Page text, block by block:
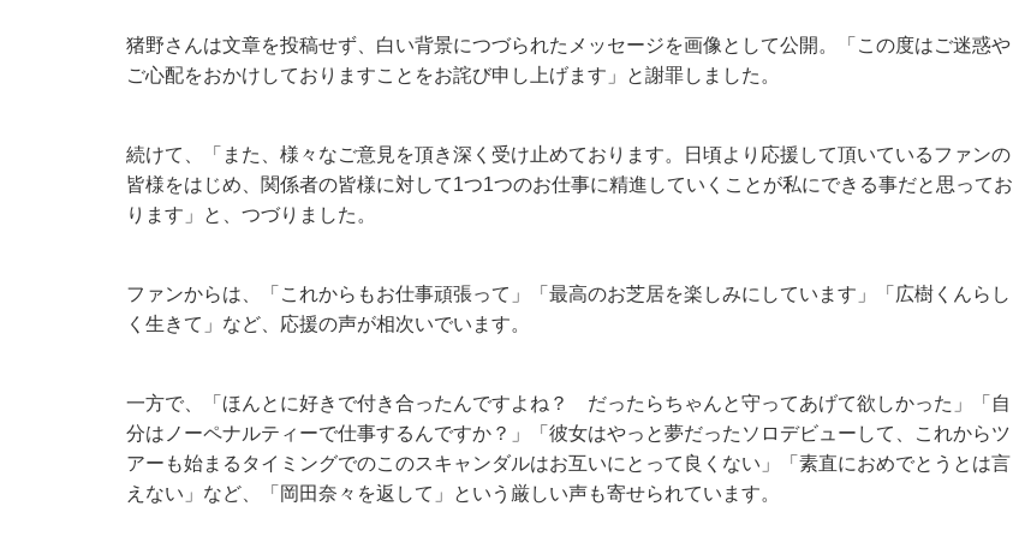
猪野さんは文章を投稿せず、白い背景につづられたメッセージを画像として公開。「この度はご迷惑や
ご心配をおかけしておりますことをお詫び申し上げます」と謝罪しました。
続けて、「また、様々なご意見を頂き深く受け止めております。日頃より応援して頂いているファンの
皆様をはじめ、関係者の皆様に対して1つ1つのお仕事に精進していくことが私にできる事だと思ってお
ります」と、つづりました。
ファンからは、「これからもお仕事頑張って」「最高のお芝居を楽しみにしています」「広樹くんらし
く生きて」など、応援の声が相次いでいます。
一方で、「ほんとに好きで付き合ったんですよね？ だったらちゃんと守ってあげて欲しかった」「自
分はノーペナルティーで仕事するんですか？」「彼女はやっと夢だったソロデビューして、これからツ
アーも始まるタイミングでのこのスキャンダルはお互いにとって良くない」「素直におめでとうとは言
えない」など、「岡田奈々を返して」という厳しい声も寄せられています。